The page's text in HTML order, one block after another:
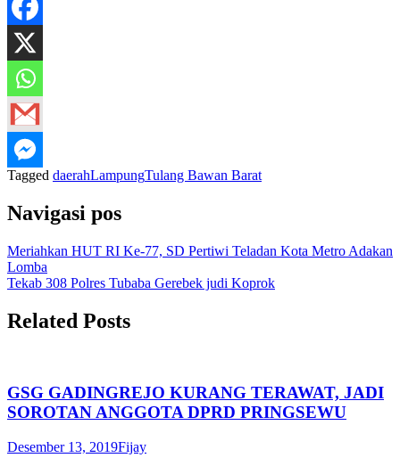
Tagged daerahLampungTulang Bawan Barat
Navigasi pos
Meriahkan HUT RI Ke-77, SD Pertiwi Teladan Kota Metro Adakan
Lomba
Tekab 308 Polres Tubaba Gerebek judi Koprok
Related Posts
GSG GADINGREJO KURANG TERAWAT, JADI
SOROTAN ANGGOTA DPRD PRINGSEWU
Desember 13, 2019Fijay